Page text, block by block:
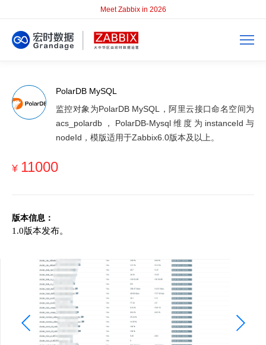
Meet Zabbix in 2026
PolarDB MySQL
监控对象为PolarDB MySQL，阿里云接口命名空间为
acs_polardb，PolarDB-Mysql维度为instanceId与
nodeId，模版适用于Zabbix6.0版本及以上。
¥ 11000
版本信息：
1.0版本发布。